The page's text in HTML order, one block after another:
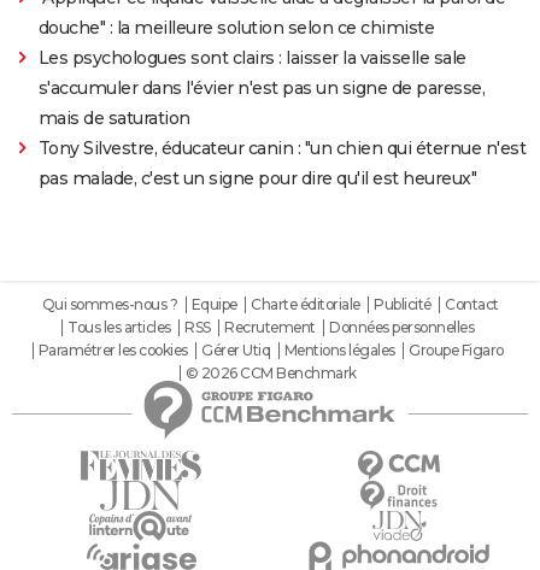
douche" : la meilleure solution selon ce chimiste
Les psychologues sont clairs : laisser la vaisselle sale
s'accumuler dans l'évier n'est pas un signe de paresse,
mais de saturation
Tony Silvestre, éducateur canin : "un chien qui éternue n'est
pas malade, c'est un signe pour dire qu'il est heureux"
Qui sommes-nous ? Equipe Charte éditoriale Publicité
Contact
Tous les articles
RSS Recrutement
Données personnelles
Paramétrer les cookies
Gérer Utiq Mentions légales
Groupe Figaro
© 2026 CCM Benchmark